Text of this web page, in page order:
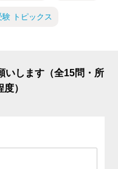
験 トピックス
いします（全15問・所
）